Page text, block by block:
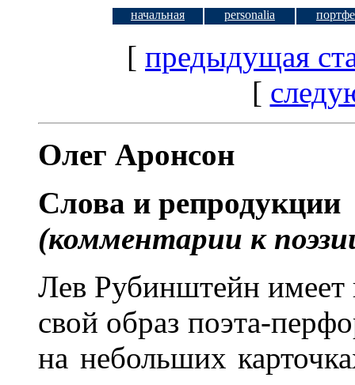
начальная personalia
[ предыдущая
[
Олег Аронсон
Слова и репродукции
(комментарии к
Лев Рубинштейн имеет
свой образ поэта-
на небольших